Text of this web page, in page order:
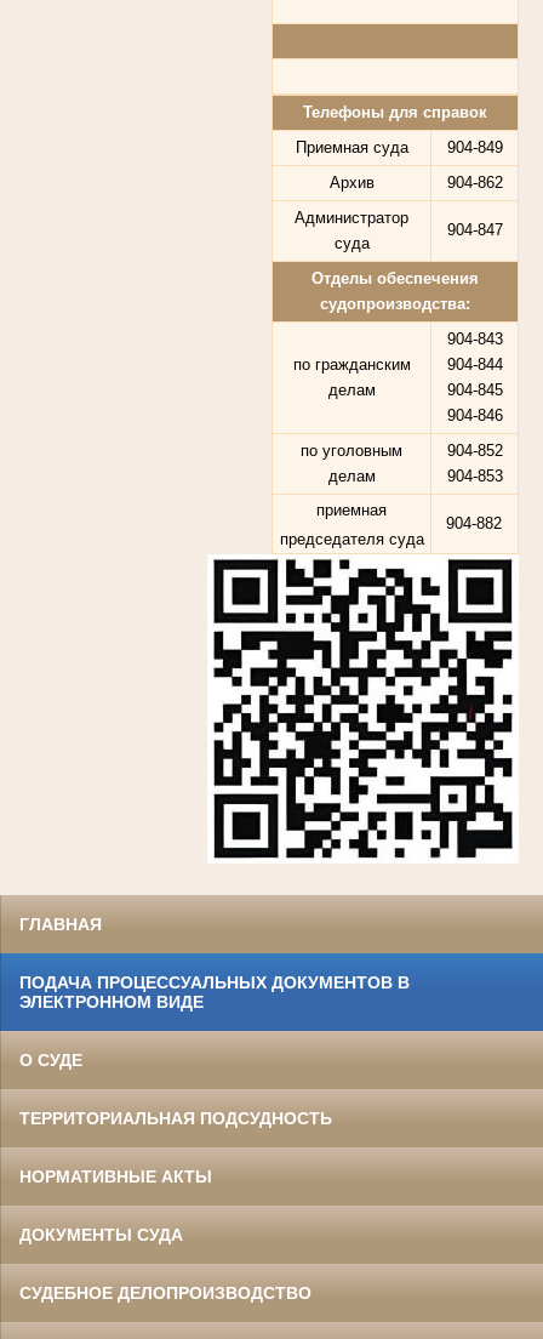
Телефоны для справок
Приемная суда
904-849
Архив
904-862
Администратор
суда
904-847
Отделы обеспечения
судопроизводства:
по гражданским
делам
904-843
904-844
904-845
904-846
по уголовным
делам
904-852
904-853
приемная
председателя суда
904-882
ГЛАВНАЯ
ПОДАЧА ПРОЦЕССУАЛЬНЫХ ДОКУМЕНТОВ В
ЭЛЕКТРОННОМ ВИДЕ
О СУДЕ
ТЕРРИТОРИАЛЬНАЯ ПОДСУДНОСТЬ
НОРМАТИВНЫЕ АКТЫ
ДОКУМЕНТЫ СУДА
СУДЕБНОЕ ДЕЛОПРОИЗВОДСТВО